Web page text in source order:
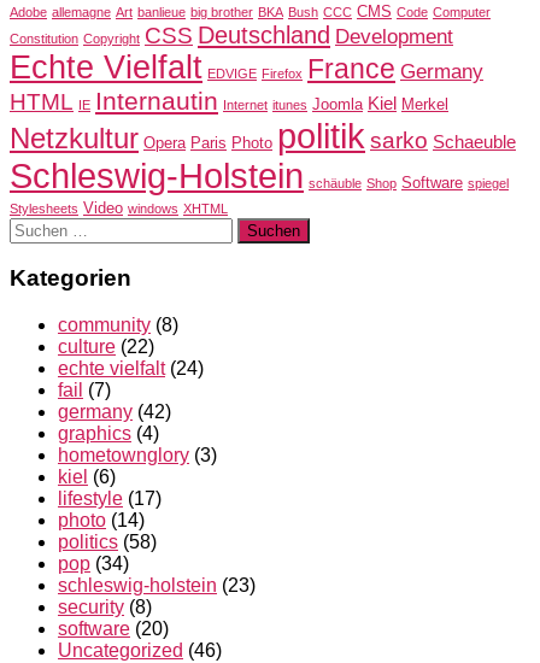
Adobe allemagne Art banlieue big brother BKA Bush CCC CMS Code Computer
Constitution Copyright CSS Deutschland Development
Echte Vielfalt EDVIGE Firefox France Germany
HTML IE Internautin Internet itunes Joomla Kiel Merkel
Netzkultur Opera Paris Photo politik sarko Schaeuble
Schleswig-Holstein schäuble Shop Software spiegel
Stylesheets Video windows XHTML
Suchen
nach:
Kategorien
community (8)
culture (22)
echte vielfalt(24)
fail (7)
germany (42)
graphics (4)
hometownglory (3)
kiel (6)
lifestyle (17)
photo (14)
politics (58)
pop (34)
schleswig-holstein (23)
security (8)
software (20)
Uncategorized (46)